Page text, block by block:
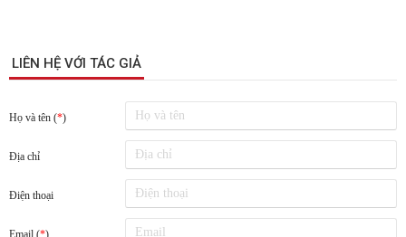
LIÊN HỆ VỚI TÁC GIẢ
Họ và tên (*)
Địa chỉ
Điện thoại